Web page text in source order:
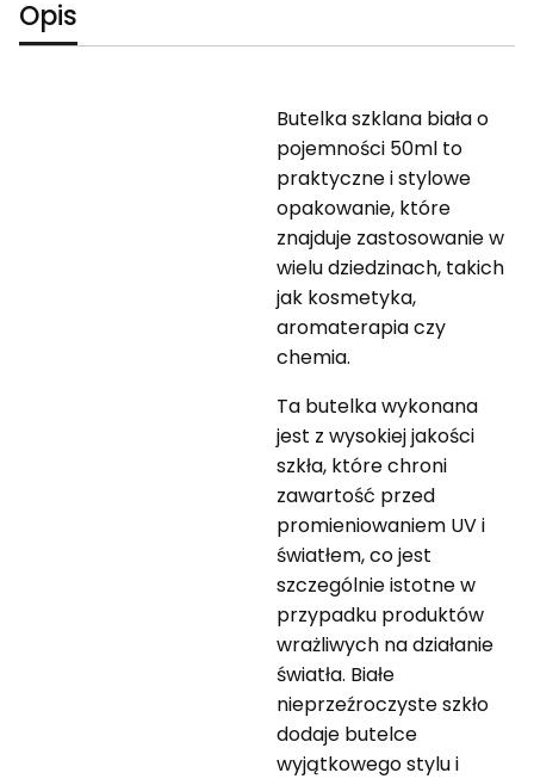
Opis
Butelka szklana biała o
pojemności 50ml to
praktyczne i stylowe
opakowanie, które
znajduje zastosowanie w
wielu dziedzinach, takich
jak kosmetyka,
aromaterapia czy
chemia.
Ta butelka wykonana
jest z wysokiej jakości
szkła, które chroni
zawartość przed
promieniowaniem UV i
światłem, co jest
szczególnie istotne w
przypadku produktów
wrażliwych na działanie
światła. Białe
nieprzeźroczyste szkło
dodaje butelce
wyjątkowego stylu i